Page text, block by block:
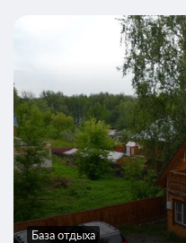
База отдыха